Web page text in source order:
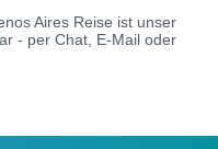
Aires Reise ist unser
- per Chat, E-Mail oder